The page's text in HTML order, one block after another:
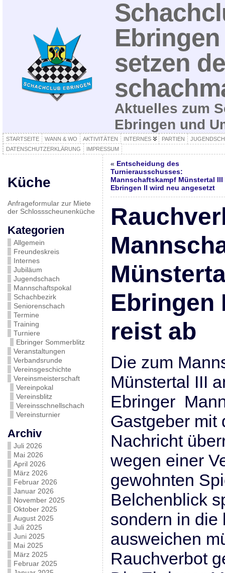
setzen
Aktuelles zum
Ebringen und
STARTSEITE WANN & WO AKTIVITÄTEN INTERNES PARTIEN
DATENSCHUTZERKLÄRUNG
IMPRESSUM
Küche
Anfrageformular zur Miete
der Schlossscheunenküche
Kategorien
Allgemein
Freundeskreis
Internes
Jubiläum
Jugendschach
Mannschaftspokal
Schachbezirk
Seniorenschach
Termine
Training
Turniere
Ebringer Sommerblitz
Veranstaltungen
Verbandsrunde
Vereinsgeschichte
Vereinsmeisterschaft
Vereinpokal
Vereinsblitz
Vereinsschnellschach
Vereinsturnier
Archiv
Juli 2026
Mai 2026
April 2026
März 2026
Februar 2026
Januar 2026
November 2025
Oktober 2025
August 2025
Juli 2025
Juni 2025
Mai 2025
März 2025
Februar 2025
« Entscheidung des
Turnierausschusses:
Mannschaftskampf Münstertal III
Ebringen II wird neu angesetzt
Ebringen
reist ab
Die zum
Münstertal III
Ebringer
Gastgeber mit
Nachricht
wegen einer
gewohnten
Belchenblick
sondern in die
ausweichen
Rauchverbot